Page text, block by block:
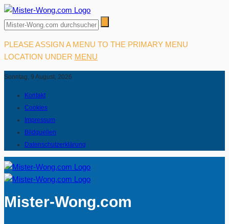
PLEASE ASSIGN A MENU TO THE PRIMARY MENU
LOCATION UNDER MENU
Sonntag, 9 August, 2026
Kontakt
Cookies
Impressum
Bildquellen
Datenschutzerklärung
Mister-Wong.com